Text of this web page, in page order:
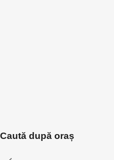
Caută după oraș